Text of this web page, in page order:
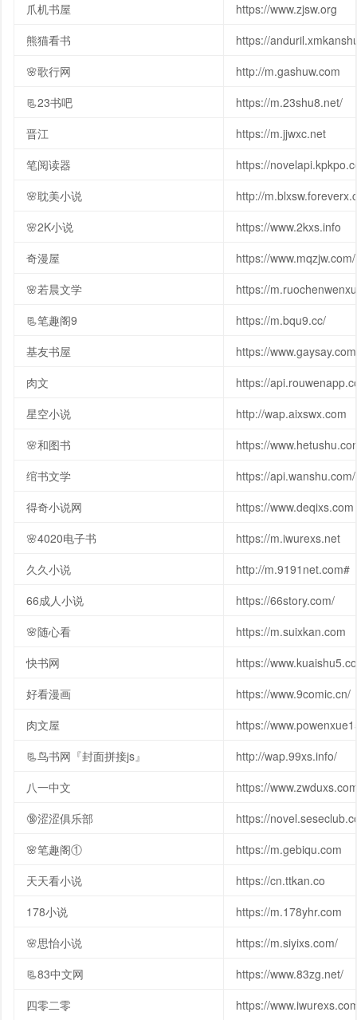
爪机书屋
https://www.zjsw.org
熊猫看书
https://
🌸歌行网
http://m.gashuw.com
📃23书吧
https://m.23shu8.net/
晋江
https://m.jjwxc.net
笔阅读器
https://
🌸耽美小说
http://
🌸2K小说
https://www.2kxs.info
奇漫屋
https://www.mqzjw.com/
🌸若晨文学
https://
📃笔趣阁9
https://m.bqu9.cc/
基友书屋
https://www.gaysay.com
肉文
https://
星空小说
http://wap.aixswx.com
🌸和图书
https://
绾书文学
https://api.wanshu.com/
得奇小说网
https://www.deqixs.com
🌸4020电子书
https://m.iwurexs.net
久久小说
http://m.9191net.com#
66成人小说
https://66story.com/
🌸随心看
https://m.suixkan.com
快书网
https://
好看漫画
https://www.9comic.cn/
肉文屋
https://
📃鸟书网『封面拼接js』
http://wap.99xs.info/
八一中文
https://
🔞涩涩俱乐部
https://
🌸笔趣阁①
https://m.gebiqu.com
天天看小说
https://cn.ttkan.co
178小说
https://m.178yhr.com
🌸思怡小说
https://m.siyixs.com/
📃83中文网
https://www.83zg.net/
四零二零
https://